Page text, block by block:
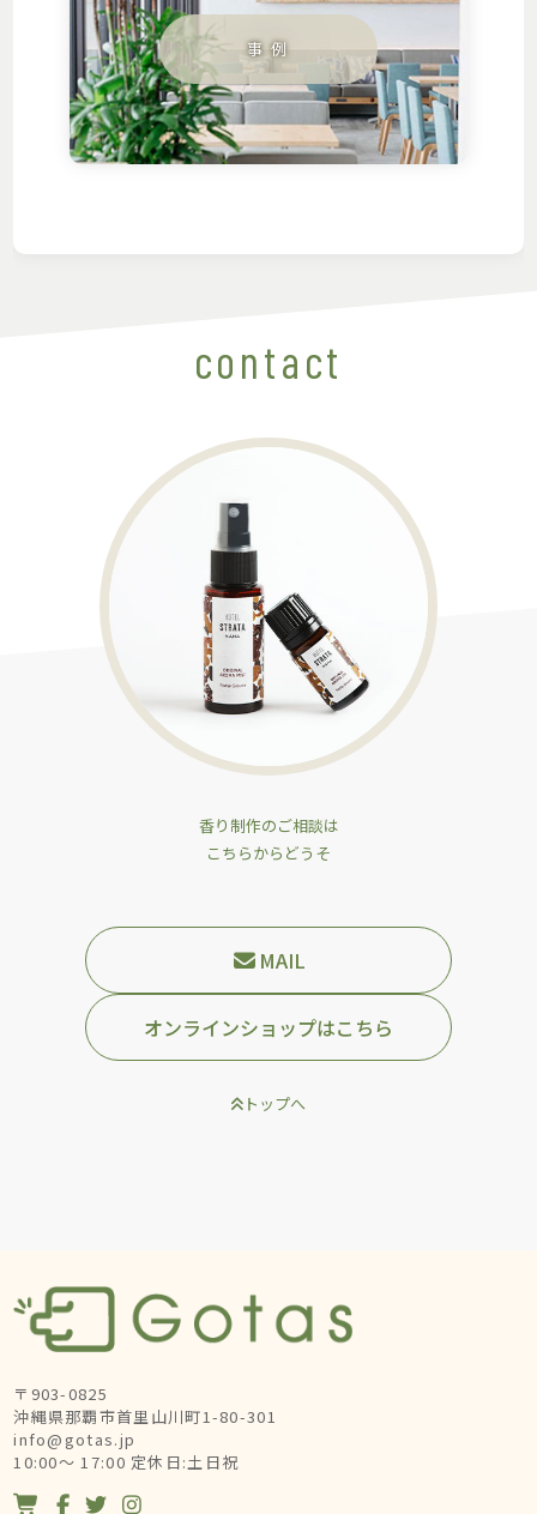
contact
香り制作のご相談は
こちらからどうそ
MAIL
オンラインショップはこちら
トップへ
〒903-0825
沖縄県那覇市首里山川町1-80-301
info@gotas.jp
10:00～ 17:00 定休日:土日祝
   